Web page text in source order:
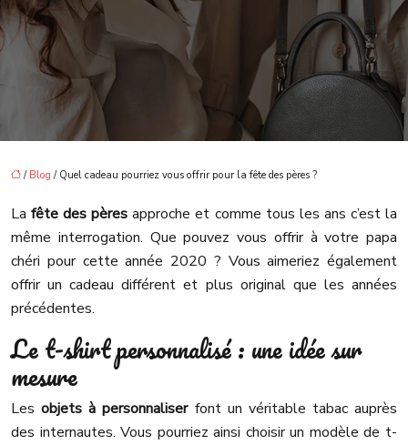
/ Blog / Quel cadeau pourriez vous offrir pour la fête des pères ?
Lafête des pères approche et comme tous les ans c’est la
même interrogation. Que pouvez vous offrir à votre papa
chéri pour cette année 2020 ? Vous aimeriez également
offrir un cadeau différent et plus original que les années
précédentes.
Le t-shirt personnalisé : une idée sur
mesure
Lesobjets à personnaliserfont un véritable tabac auprès
des internautes. Vous pourriez ainsi choisir un modèle de t-